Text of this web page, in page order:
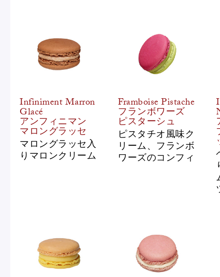
Infiniment Marron
Glacé
アンフィニマン
マロングラッセ
マロングラッセ入
りマロンクリーム
Framboise Pistache
フランボワーズ
ピスターシュ
ピスタチオ風味ク
リーム、フランボ
ワーズのコンフィ